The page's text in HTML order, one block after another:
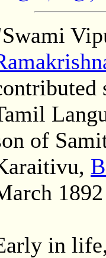
of
in